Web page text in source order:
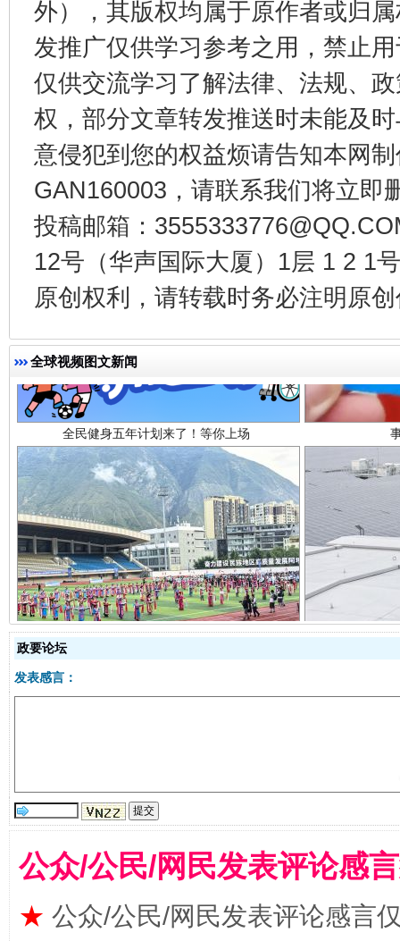
外），其版权均属于原作者或归
发推广仅供学习参考之用，禁止
仅供交流学习了解法律、法规、
权，部分文章转发推送时未能及
意侵犯到您的权益烦请告知本网
GAN160003，请联系我们将立即
投稿邮箱：
12号（华声国际大厦）1层 1 2 1
原创权利，请转载时务必注明原
全球视频图文新闻
受贿1.44亿！段成刚被判无期 从幼
阿坝州三大球赛在茂县开幕 规模
国家大学科技园优化重塑工作
政要论坛
发表感言：
公众/公民/网民发表评论感
★ 公众/公民/网民发表评论感言